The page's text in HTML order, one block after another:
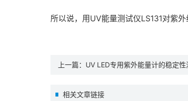
所以说，用UV能量测试仪LS131对紫
上一篇： UV LED专用紫外能量计的稳定性
相关文章链接